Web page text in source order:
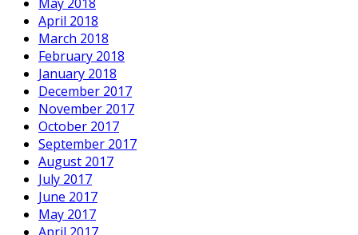
April 2018
March 2018
February 2018
January 2018
December 2017
November 2017
October 2017
September 2017
August 2017
July 2017
June 2017
May 2017